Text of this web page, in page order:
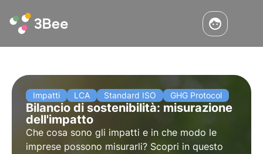
Impatti LCA Standard ISO GHG Protocol
Bilancio di sostenibilità: misurazione
dell'impatto
Che cosa sono gli impatti e in che modo le
imprese possono misurarli? Scopri in questo